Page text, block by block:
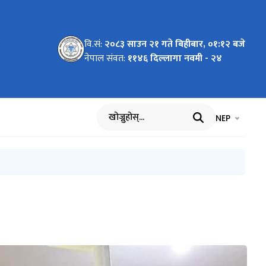
- ०३ र
वि.सं: २०८३ साउन २१ गते बिहीबार, ०१:१२ बजे
नेपाल संवत: ११४६ दिल्लागा नवमी - २४
खोज्नुहोस् भाषा चयन
NEP